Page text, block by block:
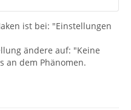
ist bei: "Einstellungen
ändere auf: "Keine
an dem Phänomen.